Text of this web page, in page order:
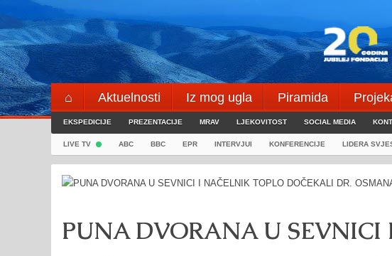
Skip
to
content
⌂ Aktuelnosti Iz mog ugla Piramida
Blogeri
⌖
EKSPEDICIJE PREZENTACIJE MRAV LJEKOVITOST SOCIAL MEDIA
LIVE TV ABC BBC EPR INTERVJUI KONFERENCIJE LIDERA
PUNA DVORANA U